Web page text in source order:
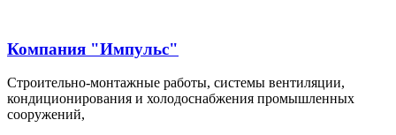
Компания "Импульс"
Строительно-монтажные работы, системы вентиляции,
кондиционирования и холодоснабжения промышленных
сооружений,